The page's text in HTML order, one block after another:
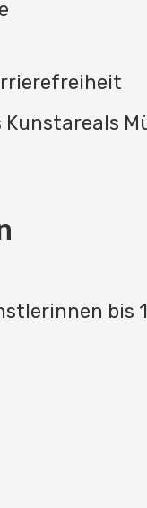
Kunstareals
bis